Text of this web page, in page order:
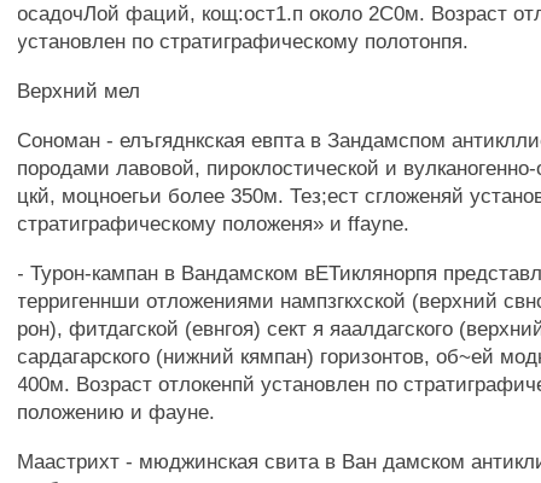
осадочЛой фаций, кощ:ост1.п около 2С0м. Возраст
установлен по стратиграфическому полотонпя.
Верхний мел
Сономан - елъгяднкская евпта в Зандамспом
породами лавовой, пироклостической и
цкй, моцноегьи более 350м. Тез;ест сгложеняй
стратиграфическому положеня» и ffayne.
- Турон-кампан в Вандамском вЕТиклянорпя
терригеннши отложениями нампзгкхской (верхний
рон), фитдагской (евнгоя) сект я яаалдагского
сардагарского (нижний кямпан) горизонтов, об~ей
400м. Возраст отлокенпй установлен по
положению и фауне.
Маастрихт - мюджинская свита в Ван дамском